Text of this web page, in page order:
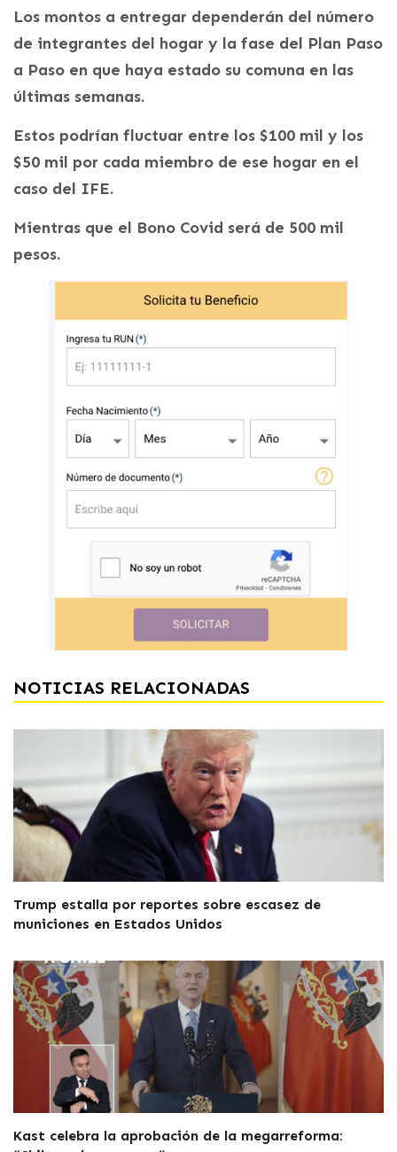
Los montos a entregar dependerán del número
de integrantes del hogar y la fase del Plan Paso
a Paso en que haya estado su comuna en las
últimas semanas.
Estos podrían fluctuar entre los $100 mil y los
$50 mil por cada miembro de ese hogar en el
caso del IFE.
Mientras que el Bono Covid será de 500 mil
pesos.
NOTICIAS RELACIONADAS
Trump estalla por reportes sobre escasez de
municiones en Estados Unidos
Kast celebra la aprobación de la megarreforma: